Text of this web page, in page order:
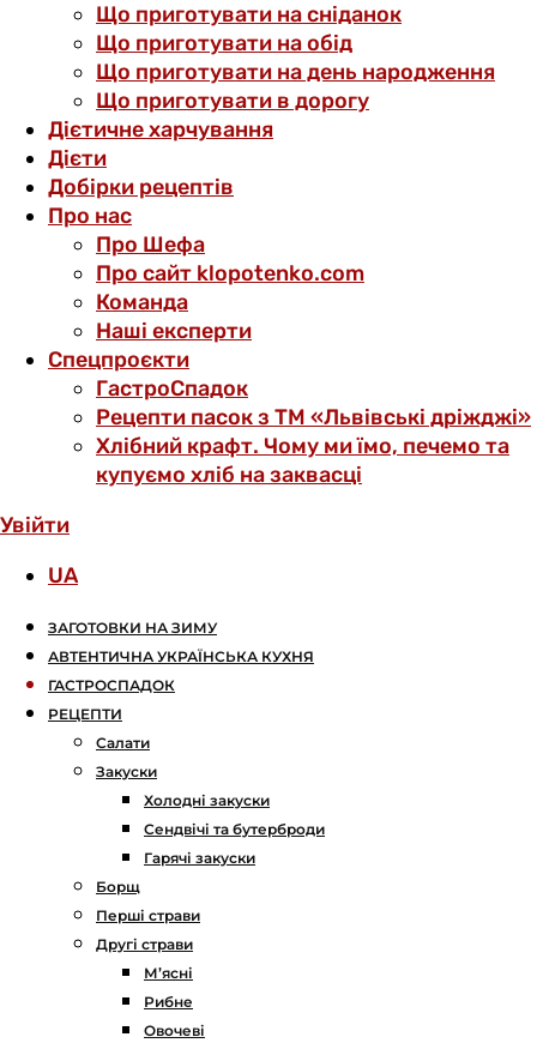
Що приготувати на сніданок
Що приготувати на обід
Що приготувати на день народження
Що приготувати в дорогу
Дієтичне харчування
Дієти
Добірки рецептів
Про нас
Про Шефа
Про сайт klopotenko.com
Команда
Наші експерти
Спецпроєкти
ГастроСпадок
Рецепти пасок з ТМ «Львівські дріжджі»
Хлібний крафт. Чому ми їмо, печемо та
купуємо хліб на заквасці
Увійти
UA
ЗАГОТОВКИ НА ЗИМУ
АВТЕНТИЧНА УКРАЇНСЬКА КУХНЯ
ГАСТРОСПАДОК
РЕЦЕПТИ
Салати
Закуски
Холодні закуски
Сендвічі та бутерброди
Гарячі закуски
Борщ
Перші страви
Другі страви
М’ясні
Рибне
Овочеві